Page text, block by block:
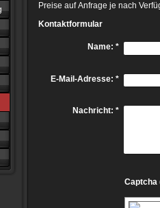
Preise auf Anfrage je nach
Kontaktformular
Name: *
E-Mail-Adresse: *
Nachricht: *